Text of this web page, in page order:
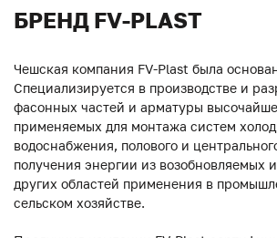
БРЕНД FV-PLAST
Чешская компания FV-Plast была
Специализируется в производстве и
фасонных частей и арматуры
применяемых для монтажа систем
водоснабжения, полового и
получения энергии из возобновляемых
других областей применения в
сельском хозяйстве.